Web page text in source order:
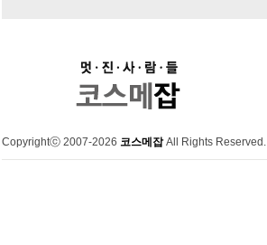
Copyrightⓒ 2007-2026 코스메잡All Rights Reserved.